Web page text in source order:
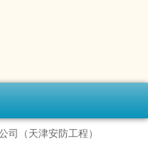
司（天津安防工程）